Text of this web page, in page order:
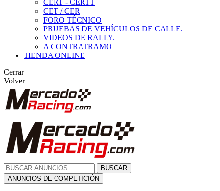
CERT - CERTT
CET / CER
FORO TÉCNICO
PRUEBAS DE VEHÍCULOS DE CALLE.
VIDEOS DE RALLY.
A CONTRATRAMO
TIENDA ONLINE
Cerrar
Volver
BUSCAR
ANUNCIOS DE COMPETICIÓN